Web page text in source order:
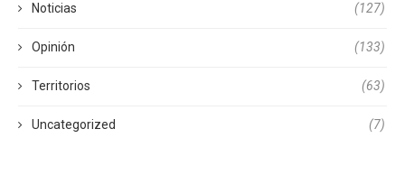
Noticias (127)
Opinión (133)
Territorios (63)
Uncategorized (7)